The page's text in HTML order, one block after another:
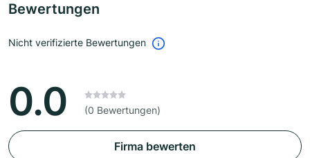
Bewertungen
Nicht verifizierte Bewertungen
0.0 (0 Bewertungen)
Firma bewerten